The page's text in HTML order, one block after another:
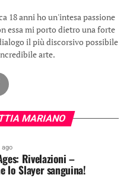
18 anni ho un'intesa passione
essa mi porto dietro una forte
il più discorsivo possibile
arte.
MARIANO
ago
Rivelazioni –
lo Slayer sanguina!